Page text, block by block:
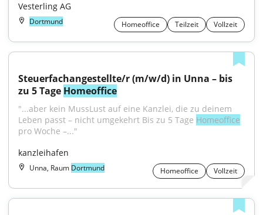
Vesterling AG
Dortmund Homeoffice Teilzeit Vollzeit
Steuerfachangestellte/r (m/w/d) in Unna – bis
zu 5 Tage Homeoffice
"...aber kein MussLust auf eine Kanzlei, die zu deinem
Leben passt – nicht umgekehrt Bis zu 5 Tage Homeoffice
pro Woche –..."
kanzleihafen
Unna, Raum Dortmund Homeoffice Vollzeit